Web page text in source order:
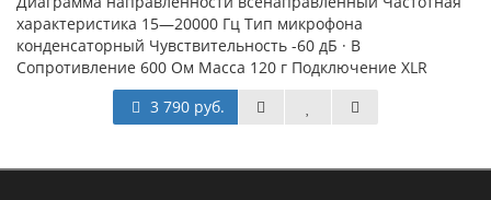
характеристика 15—20000 Гц Тип микрофона
конденсаторный Чувствительность -60 дБ · В
Сопротивление 600 Ом Масса 120 г Подключение XLR
3 790 руб.